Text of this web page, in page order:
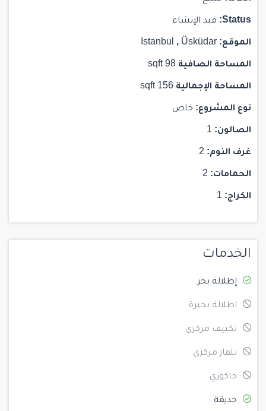
Status: قيد الإنشاء
الموقع: Istanbul , Üsküdar
المساحة الصافية
المساحة الإجمالية
نوع المشروع: خاص
الصالون:
غرف النوم:
الحمامات:
الكراج:
الخدمات
إطلالة بحر
اطلالة بحيرة
تكييف مركزي
تلفاز مركزي
جاكوزي
حديقة